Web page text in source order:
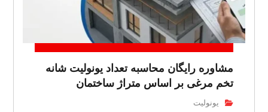
مشاوره رایگان محاسبه تعداد یونولیت شانه
تخم مرغی بر اساس متراژ ساختمان
یونولیت